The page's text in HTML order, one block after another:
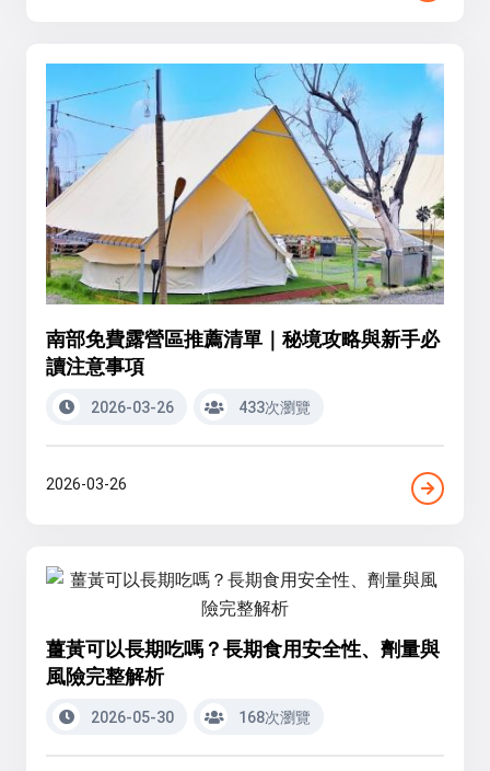
南部免費露營區推薦清單｜秘境攻略與新手必
讀注意事項
2026-03-26 433次瀏覽
2026-03-26
薑黃可以長期吃嗎？長期食用安全性、劑量與
風險完整解析
2026-05-30 168次瀏覽